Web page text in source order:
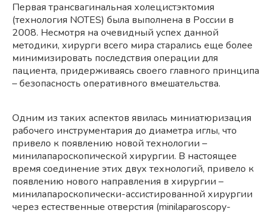
Первая трансвагинальная холецистэктомия
(технология NOTES) была выполнена в России в
2008. Несмотря на очевидный успех данной
методики, хирурги всего мира старались еще более
минимизировать последствия операции для
пациента, придерживаясь своего главного принципа
– безопасность оперативного вмешательства.
Одним из таких аспектов явилась миниатюризация
рабочего инструментария до диаметра иглы, что
привело к появлению новой технологии –
минилапароскопической хирургии. В настоящее
время соединение этих двух технологий, привело к
появлению нового направления в хирургии –
минилапароскопически-ассистированной хирургии
через естественные отверстия (minilaparoscopy-